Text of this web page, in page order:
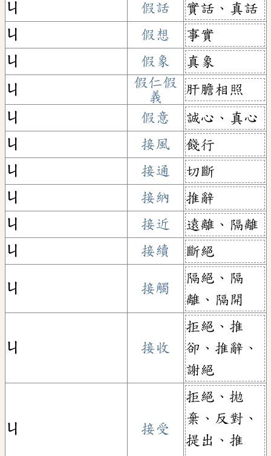
ㄐ
假話
實話、真話
ㄐ
假想
事實
ㄐ
假象
真象
ㄐ
假仁假
義
肝膽相照
ㄐ
假意
誠心、真心
ㄐ
接風
餞行
ㄐ
接通
切斷
ㄐ
接納
推辭
ㄐ
接近
遠離、隔離
ㄐ
接續 斷絕
ㄐ 接觸
隔絕、隔
離、隔開
ㄐ 接收
拒絕、推
卻、推辭、
謝絕
ㄐ 接受
拒絕、拋
棄、反對、
提出、推